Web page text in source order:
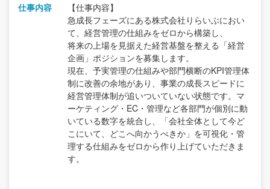
仕事内容
【仕事内容】
急成長フェーズにある株式会社りらいぶにおい
て、経営管理の仕組みをゼロから構築し、
将来の上場を見据えた経営基盤を整える「経営
企画」ポジションを募集します。
現在、予実管理の仕組みや部門横断のKPI管理体
制に改善の余地があり、事業の成長スピードに
経営管理体制が追いついていない状態です。マ
ーケティング・EC・管理など各部門が個別に動
いている数字を統合し、「会社全体として今ど
こにいて、どこへ向かうべきか」を可視化・管
理する仕組みをゼロから作り上げていただきま
す。